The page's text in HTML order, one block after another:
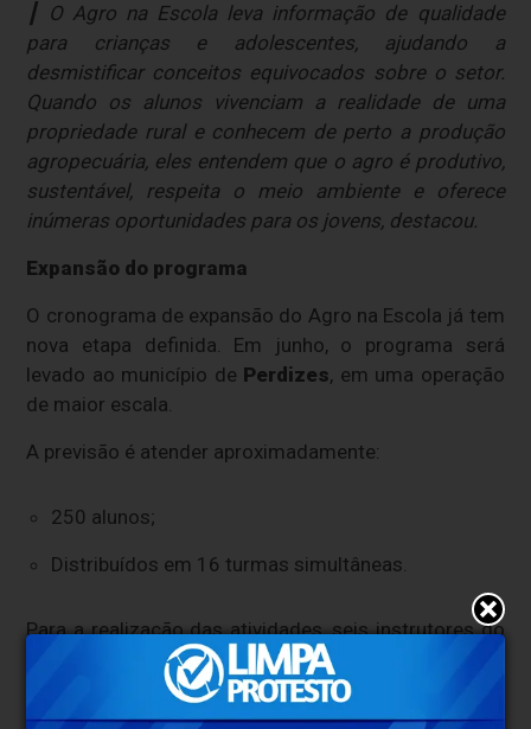
┃ O Agro na Escola leva informação de qualidade
para crianças e adolescentes, ajudando a
desmistificar conceitos equivocados sobre o setor.
Quando os alunos vivenciam a realidade de uma
propriedade rural e conhecem de perto a produção
agropecuária, eles entendem que o agro é produtivo,
sustentável, respeita o meio ambiente e oferece
inúmeras oportunidades para os jovens, destacou.
Expansão do programa
O cronograma de expansão do Agro na Escola já tem
nova etapa definida. Em junho, o programa será
levado ao município de Perdizes, em uma operação
de maior escala.
A previsão é atender aproximadamente:
250 alunos;
Distribuídos em 16 turmas simultâneas.
Para a realização das atividades, seis instrutores do
Sistema Faemg Senar atuarão de forma integrada
nos turnos da manhã e da tarde.